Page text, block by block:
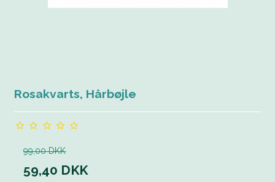
Rosakvarts, Hårbøjle
99,00 DKK
59,40 DKK